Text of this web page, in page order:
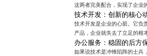
这两者完美配合，实现了企业
技术开发：创新的核心
技术开发是企业的心脏。它负
产品，企业就失去了立足的根
办公服务：稳固的后方
如果说技术是冲锋陷阵的士兵